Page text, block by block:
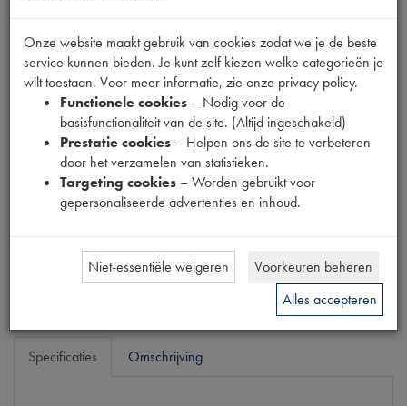
STICKER CITROEN
ORIGINEEL
Productnummer
1890073
Prijs
3,70
Specificaties Omschrijving
Onze website maakt gebruik van cookies zodat we je de beste
service kunnen bieden. Je kunt zelf kiezen welke categorieën je
wilt toestaan. Voor meer informatie, zie onze privacy policy.
Functionele cookies – Nodig voor de
basisfunctionaliteit van de site. (Altijd ingeschakeld)
Prestatie cookies – Helpen ons de site te verbeteren
door het verzamelen van statistieken.
Targeting cookies – Worden gebruikt voor
gepersonaliseerde advertenties en inhoud.
Niet-essentiële weigeren
Voorkeuren beheren
Alles accepteren